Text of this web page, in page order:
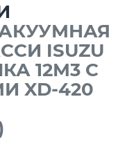
ISUZU
12М3 С
XD-420